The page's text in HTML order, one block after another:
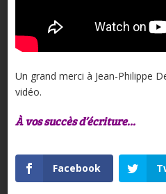
Un grand merci à Jean-Philippe
vidéo.
À vos succès d’écriture…
Facebook